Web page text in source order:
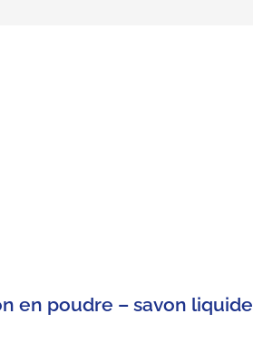
en poudre – savon liquide